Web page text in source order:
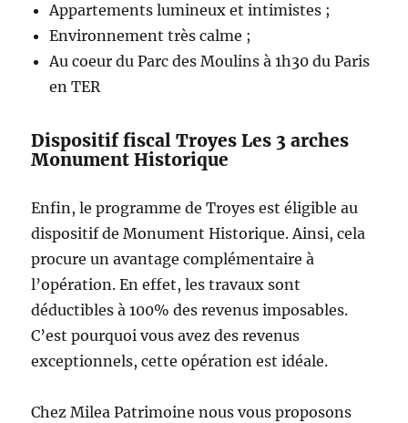
Appartements lumineux et intimistes ;
Environnement très calme ;
Au coeur du Parc des Moulins à 1h30 du Paris
en TER
Dispositif fiscal Troyes Les 3 arches
Monument Historique
Enfin, le programme de Troyes est éligible au
dispositif de Monument Historique. Ainsi, cela
procure un avantage complémentaire à
l’opération. En effet, les travaux sont
déductibles à 100% des revenus imposables.
C’est pourquoi vous avez des revenus
exceptionnels, cette opération est idéale.
Chez Milea Patrimoine nous vous proposons